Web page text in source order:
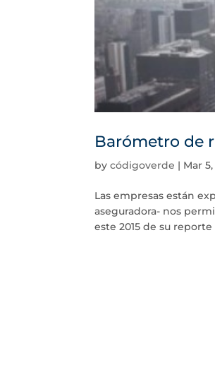
Barómetro de
bycódigoverde | Mar 5,
Las empresas están
aseguradora- nos
este 2015 de su